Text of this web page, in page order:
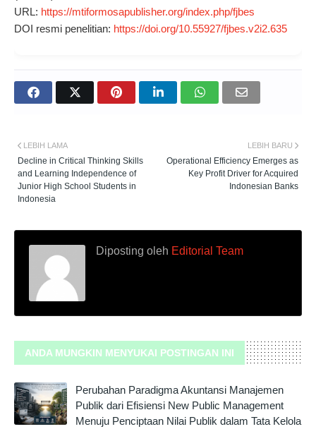
URL: https://mtiformosapublisher.org/index.php/fjbes
DOI resmi penelitian: https://doi.org/10.55927/fjbes.v2i2.635
LEBIH BARU
Operational Efficiency Emerges as
Key Profit Driver for Acquired
Indonesian Banks
LEBIH LAMA
Decline in Critical Thinking Skills
and Learning Independence of
Junior High School Students in
Indonesia
Diposting oleh Editorial Team
ANDA MUNGKIN MENYUKAI POSTINGAN INI
Perubahan Paradigma Akuntansi Manajemen
Publik dari Efisiensi New Public Management
Menuju Penciptaan Nilai Publik dalam Tata Kelola